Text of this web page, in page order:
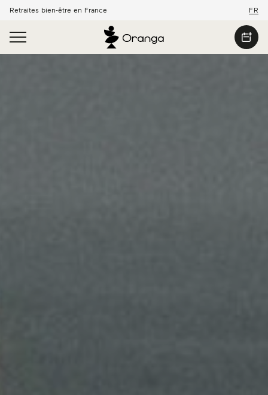
Retraites bien-être en France FR